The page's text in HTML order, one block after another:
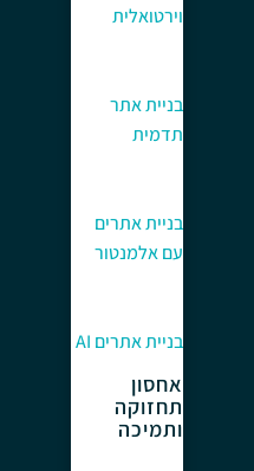
וירטואלית
בניית אתר
תדמית
בניית אתרים
עם אלמנטור
בניית אתרים AI
אחסון
תחזוקה
ותמיכה